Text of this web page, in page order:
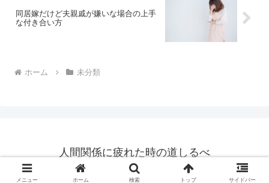
同居嫁だけど夫親戚が嫌いな場合の上手
な付き合い方
ホーム 未分類
人間関係に疲れた時の道しるべ
© 2015 人間関係に疲れた時の道しるべ.
メニュー ホーム 検索 トップ サイドバー